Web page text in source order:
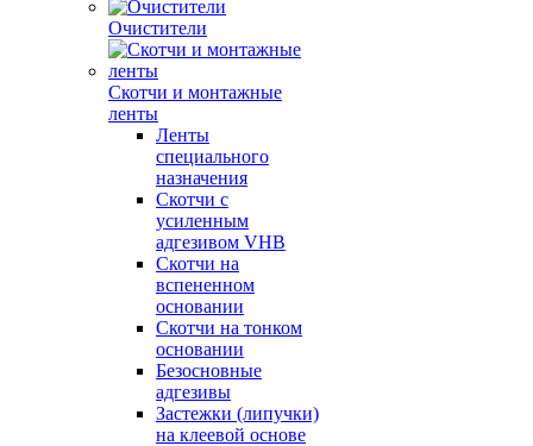
Очистители
Скотчи и монтажные
ленты
Ленты
специального
назначения
Скотчи с
усиленным
адгезивом VHB
Скотчи на
вспененном
основании
Скотчи на тонком
основании
Безосновные
адгезивы
Застежки (липучки)
на клеевой основе